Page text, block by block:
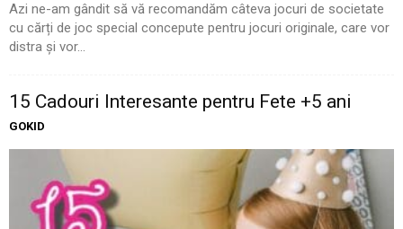
Azi ne-am gândit să vă recomandăm câteva jocuri de societate
cu cărți de joc special concepute pentru jocuri originale, care vor
distra și vor...
15 Cadouri Interesante pentru Fete +5 ani
GOKID